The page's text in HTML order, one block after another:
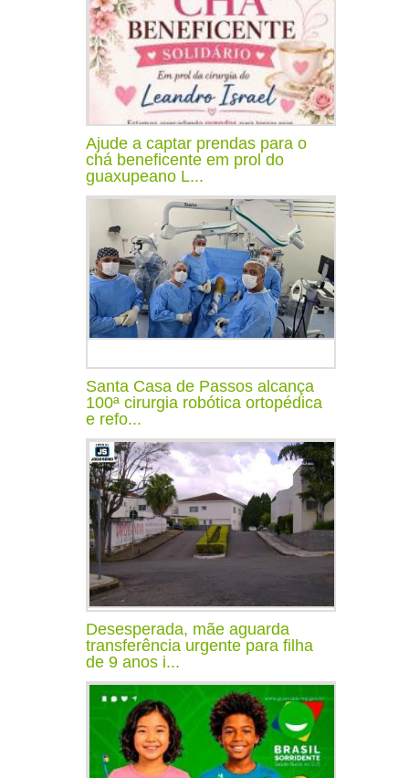
Ajude a captar prendas para o
chá beneficente em prol do
guaxupeano L...
Santa Casa de Passos alcança
100ª cirurgia robótica ortopédica
e refo...
Desesperada, mãe aguarda
transferência urgente para filha
de 9 anos i...